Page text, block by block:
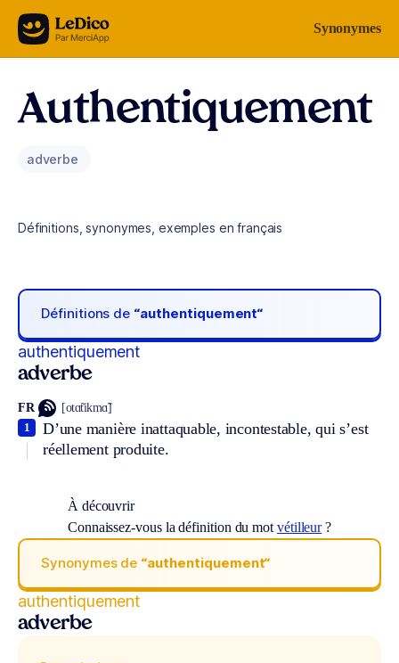
Aller au contenu Synonymes
Authentiquement
adverbe
Définitions, synonymes, exemples en français
Définitions de “authentiquement“
authentiquement
adverbe
FR [otɑ̃tikmɑ̃]
D’une manière inattaquable, incontestable, qui s’est
réellement produite.
1
À découvrir
Connaissez-vous la définition du mot vétilleur?
Synonymes de “authentiquement“
authentiquement
adverbe